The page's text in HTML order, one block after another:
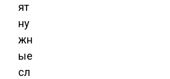
ят
ну
жн
ые
сл